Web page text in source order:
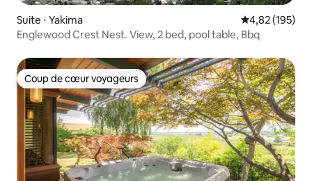
Suite ⋅ Yakima Évaluation
4,82 (195)
Englewood Crest Nest. View, 2 bed, pool table, Bbq
Coup de cœur voyageurs
Coup de cœur voyageurs